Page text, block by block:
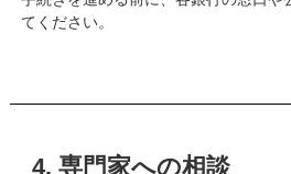
てください。
4. 専門家への相談